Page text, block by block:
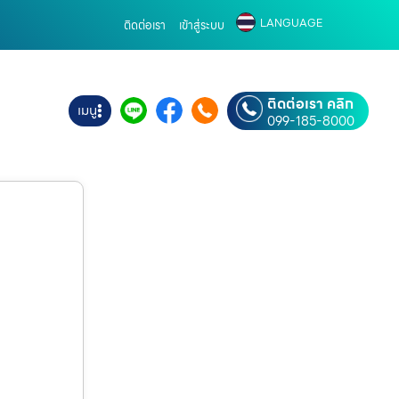
ติดต่อเรา เข้าสู่ระบบ LANGUAGE
เมนู ติดต่อเรา คลิก
099-185-8000